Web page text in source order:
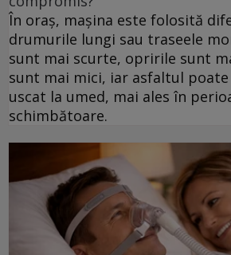
În oraș, mașina este folosită
drumurile lungi sau traseele
sunt mai scurte, opririle sunt
sunt mai mici, iar asfaltul
uscat la umed, mai ales în
schimbătoare.